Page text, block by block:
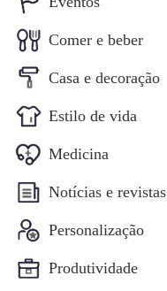
Comer e beber
Casa e decoração
Estilo de vida
Medicina
Notícias e revistas
Personalização
Produtividade